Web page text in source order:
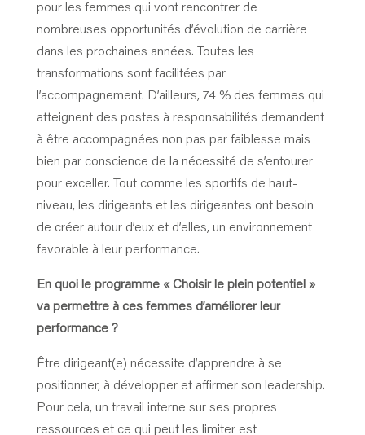
pour les femmes qui vont rencontrer de
nombreuses opportunités d’évolution de carrière
dans les prochaines années. Toutes les
transformations sont facilitées par
l’accompagnement. D’ailleurs, 74 % des femmes qui
atteignent des postes à responsabilités demandent
à être accompagnées non pas par faiblesse mais
bien par conscience de la nécessité de s’entourer
pour exceller. Tout comme les sportifs de haut-
niveau, les dirigeants et les dirigeantes ont besoin
de créer autour d’eux et d’elles, un environnement
favorable à leur performance.
En quoi le programme « Choisir le plein potentiel »
va permettre à ces femmes d’améliorer leur
performance ?
Être dirigeant(e) nécessite d’apprendre à se
positionner, à développer et affirmer son leadership.
Pour cela, un travail interne sur ses propres
ressources et ce qui peut les limiter est